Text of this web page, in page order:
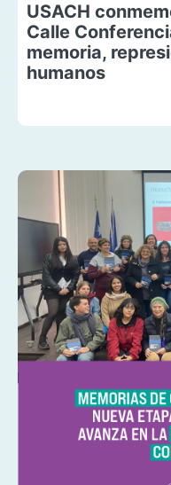
USACH
Calle
memoria,
humanos